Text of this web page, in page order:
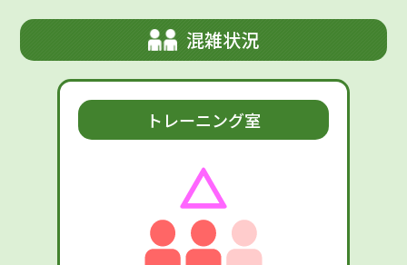
混雑状況
トレーニング室